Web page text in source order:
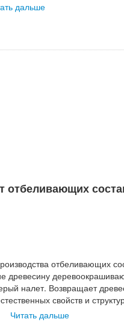
дальше
отбеливающих
отбеливающих
древесину
налет. Возвращает
свойств и
Читать дальше